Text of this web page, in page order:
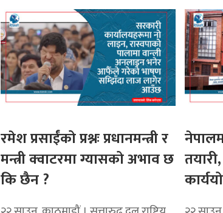
रमेश प्रसाईंको प्रश्नः प्रधानमन्त्री र
मन्त्री क्वाटरमा ग्यासको अभाव छ
कि छैन ?